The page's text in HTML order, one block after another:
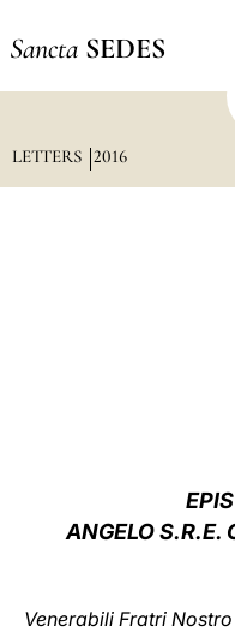
Sancta SEDES
LETTERS 2016
ANGELO S.R.E.
Venerabili Fratri Nostro